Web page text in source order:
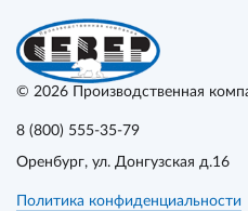
© 2026 Производственная
8 (800) 555-35-79
Оренбург, ул. Донгузская д.16
Политика конфиденциальности